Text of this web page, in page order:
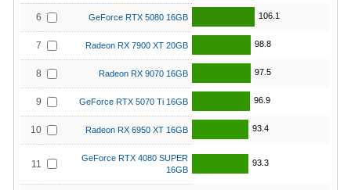
6 GeForce RTX 5080 16GB 106.1
7 Radeon RX 7900 XT 20GB 98.8
8 Radeon RX 9070 16GB 97.5
9 GeForce RTX 5070 Ti 16GB 96.9
10 Radeon RX 6950 XT 16GB 93.4
11
GeForce RTX 4080 SUPER
16GB
93.3